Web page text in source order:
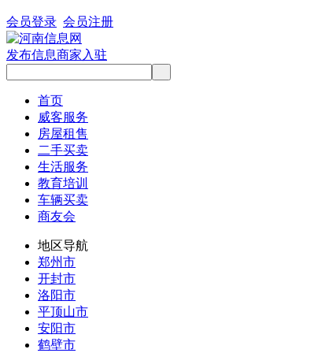
会员登录 会员注册
发布信息商家入驻
首页
威客服务
房屋租售
二手买卖
生活服务
教育培训
车辆买卖
商友会
地区导航
郑州市
开封市
洛阳市
平顶山市
安阳市
鹤壁市